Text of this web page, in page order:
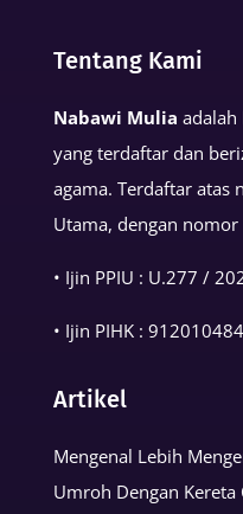
Tentang Kami
Nabawi Mulia adalah
yang terdaftar dan
agama. Terdaftar atas
Utama, dengan
• Ijin PPIU : U.277 /
• Ijin PIHK :
Artikel
Mengenal Lebih
Umroh Dengan Kereta